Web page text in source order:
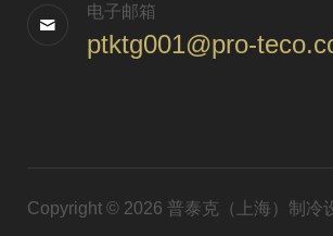
电子邮箱
ptktg001@pro-
Copyright © 2026 普泰克（上海）制冷